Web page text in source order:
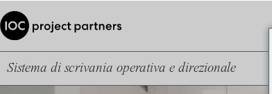
Sistema di scrivania operativa e direzionale